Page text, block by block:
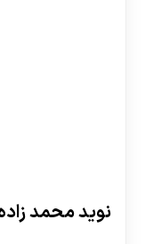
نوید محمد